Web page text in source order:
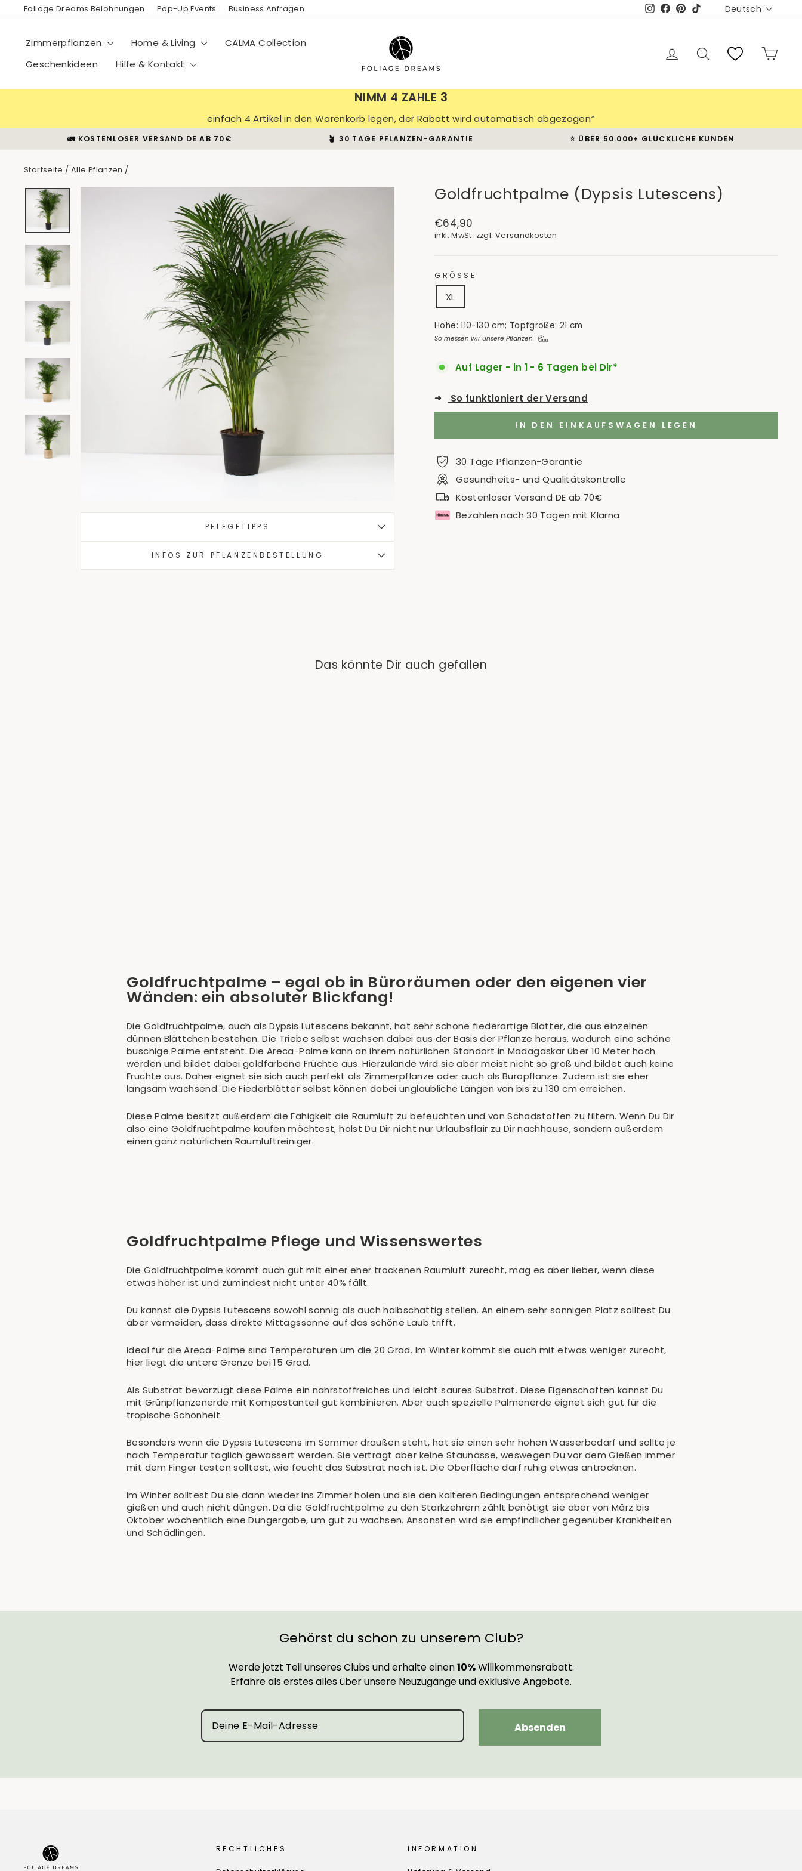
DirektFoliage Dreams Belohnungen Pop-Up Events Business Anfragen Instagram
Facebook
Pinterest
TikTok Sprache
Deutsch
Zimmerpflanzen Home & Living
CALMA Collection
Geschenkideen
Hilfe & Kontakt
EinloggenSuche
NIMM 4 ZAHLE 3
einfach 4 Artikel in den Warenkorb legen, der Rabatt wird automatisch abgezogen*
Pause
🚛 KOSTENLOSER VERSAND DE AB 70€ 🪴 30 TAGE PFLANZEN-GARANTIE ⭐️ ÜBER 50.000+ GLÜCKLICHE KUNDEN
Startseite / Alle Pflanzen /
PFLEGETIPPS
INFOS ZUR PFLANZENBESTELLUNG
Goldfruchtpalme (Dypsis Lutescens)
Normaler
Preis
€64,90
inkl. MwSt. zzgl. Versandkosten
GRÖSSE
XL
Höhe: 110-130 cm; Topfgröße: 21 cm
So messen wir unsere Pflanzen
Auf Lager - in 1 - 6 Tagen bei Dir*
➜ So funktioniert der Versand
IN DEN EINKAUFSWAGEN LEGEN
30 Tage Pflanzen-Garantie
Gesundheits- und Qualitätskontrolle
Kostenloser Versand DE ab 70€
Bezahlen nach 30 Tagen mit Klarna
Das könnte Dir auch gefallen
Goldfruchtpalme – egal ob in Büroräumen oder den eigenen vier
Wänden: ein absoluter Blickfang!
Die Goldfruchtpalme, auch als Dypsis Lutescens bekannt, hat sehr schöne fiederartige Blätter, die aus einzelnen
dünnen Blättchen bestehen. Die Triebe selbst wachsen dabei aus der Basis der Pflanze heraus, wodurch eine schöne
buschige Palme entsteht. Die Areca-Palme kann an ihrem natürlichen Standort in Madagaskar über 10 Meter hoch
werden und bildet dabei goldfarbene Früchte aus. Hierzulande wird sie aber meist nicht so groß und bildet auch keine
Früchte aus. Daher eignet sie sich auch perfekt als Zimmerpflanze oder auch als Büropflanze. Zudem ist sie eher
langsam wachsend. Die Fiederblätter selbst können dabei unglaubliche Längen von bis zu 130 cm erreichen.
Diese Palme besitzt außerdem die Fähigkeit die Raumluft zu befeuchten und von Schadstoffen zu filtern. Wenn Du Dir
also eine Goldfruchtpalme kaufen möchtest, holst Du Dir nicht nur Urlaubsflair zu Dir nachhause, sondern außerdem
einen ganz natürlichen Raumluftreiniger.
Goldfruchtpalme Pflege und Wissenswertes
Die Goldfruchtpalme kommt auch gut mit einer eher trockenen Raumluft zurecht, mag es aber lieber, wenn diese
etwas höher ist und zumindest nicht unter 40% fällt.
Du kannst die Dypsis Lutescens sowohl sonnig als auch halbschattig stellen. An einem sehr sonnigen Platz solltest Du
aber vermeiden, dass direkte Mittagssonne auf das schöne Laub trifft.
Ideal für die Areca-Palme sind Temperaturen um die 20 Grad. Im Winter kommt sie auch mit etwas weniger zurecht,
hier liegt die untere Grenze bei 15 Grad.
Als Substrat bevorzugt diese Palme ein nährstoffreiches und leicht saures Substrat. Diese Eigenschaften kannst Du
mit Grünpflanzenerde mit Kompostanteil gut kombinieren. Aber auch spezielle Palmenerde eignet sich gut für die
tropische Schönheit.
Besonders wenn die Dypsis Lutescens im Sommer draußen steht, hat sie einen sehr hohen Wasserbedarf und sollte je
nach Temperatur täglich gewässert werden. Sie verträgt aber keine Staunässe, weswegen Du vor dem Gießen immer
mit dem Finger testen solltest, wie feucht das Substrat noch ist. Die Oberfläche darf ruhig etwas antrocknen.
Im Winter solltest Du sie dann wieder ins Zimmer holen und sie den kälteren Bedingungen entsprechend weniger
gießen und auch nicht düngen. Da die Goldfruchtpalme zu den Starkzehrern zählt benötigt sie aber von März bis
Oktober wöchentlich eine Düngergabe, um gut zu wachsen. Ansonsten wird sie empfindlicher gegenüber Krankheiten
und Schädlingen.
Gehörst du schon zu unserem Club?
Werde jetzt Teil unseres Clubs und erhalte einen10%Willkommensrabatt.
Erfahre als erstes alles über unsere Neuzugänge und exklusive Angebote.
Absenden
RECHTLICHES INFORMATION